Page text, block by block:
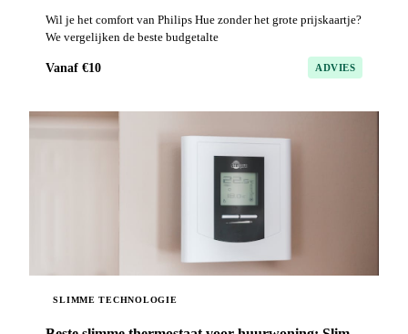
Wil je het comfort van Philips Hue zonder het grote prijskaartje?
We vergelijken de beste budgetalte
Vanaf €10 ADVIES
SLIMME TECHNOLOGIE